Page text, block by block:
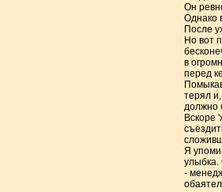
Он
Однако
После
Но вот
в
перед
терял
должно
Вскоре
Я
улыбка.
-